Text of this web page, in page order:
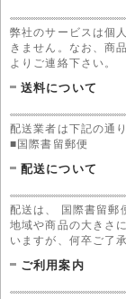
弊社のサービスは個
きません。なお、商
よりご連絡下さい。
送料について
配送業者は下記の通
■国際書留郵便
配送について
配送は、 国際書留郵
地域や商品の大きさ
いますが、何卒ご了
ご利用案内